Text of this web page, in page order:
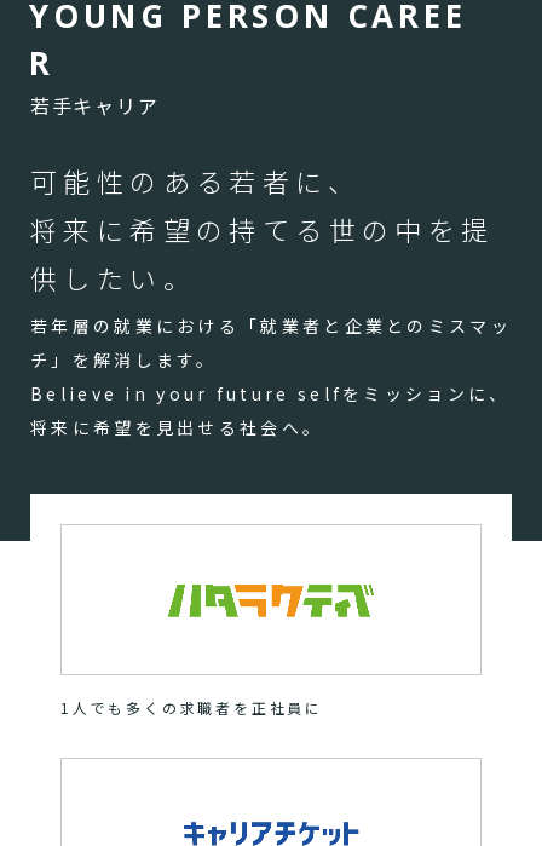
YOUN G PERSON CAREE
R
若手キャリア
可能性のある若者に、
将来に希望の持てる世の中を提
供したい。
若年層の就業における「就業者と企業とのミスマッ
チ」を解消します。
Believe in your future selfをミッションに、
将来に希望を見出せる社会へ。
1人でも多くの求職者を正社員に